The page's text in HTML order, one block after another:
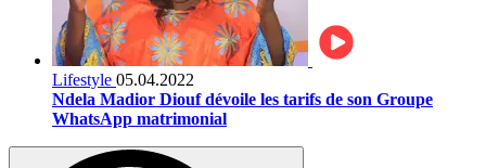
Lifestyle 05.04.2022
Ndela Madior Diouf dévoile les tarifs de son Groupe
WhatsApp matrimonial